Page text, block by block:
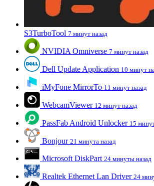
S3TurboTool 7 минут назад
NVIDIA Omniverse 7 минут назад
Dell Update Application 10 минут
iMyFone MirrorTo 11 минут назад
WebcamViewer 12 минут назад
PassFab Android Unlocker 15
Bonjour 21 минута назад
Microsoft DiskPart 24 минуты назад
Realtek Ethernet Lan Driver 24